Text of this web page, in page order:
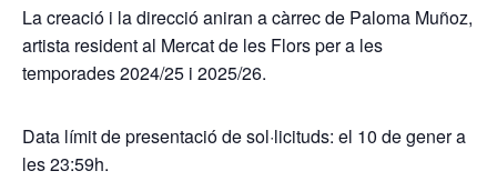
La creació i la direcció aniran a càrrec de Paloma Muñoz,
artista resident al Mercat de les Flors per a les
temporades 2024/25 i 2025/26.
Data límit de presentació de sol·licituds: el 10 de gener a
les 23:59h.